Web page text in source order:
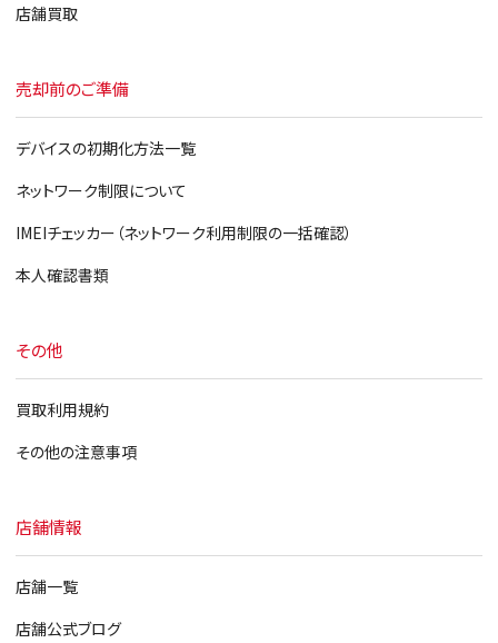
店舗買取
売却前のご準備
デバイスの初期化方法一覧
ネットワーク制限について
IMEIチェッカー（ネットワーク利用制限の一括確認）
本人確認書類
その他
買取利用規約
その他の注意事項
店舗情報
店舗一覧
店舗公式ブログ